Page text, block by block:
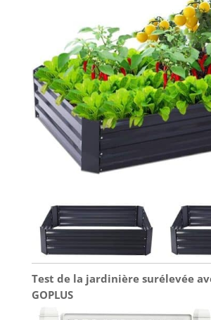
Test de la jardinière surélevée
GOPLUS